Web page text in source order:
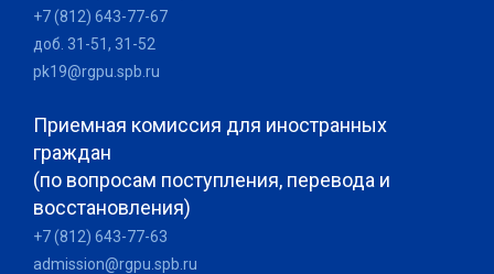
+7 (812) 643-77-67
доб. 31-51, 31-52
pk19@rgpu.spb.ru
Приемная комиссия для иностранных
граждан
(по вопросам поступления, перевода и
восстановления)
+7 (812) 643-77-63
admission@rgpu.spb.ru